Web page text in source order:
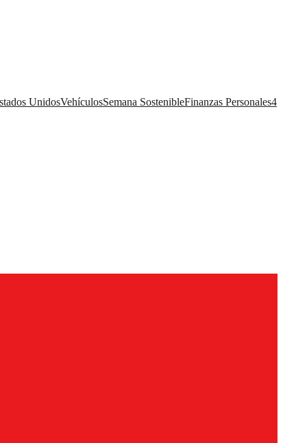
UnidosVehículosSemana SostenibleFinanzas Personales4